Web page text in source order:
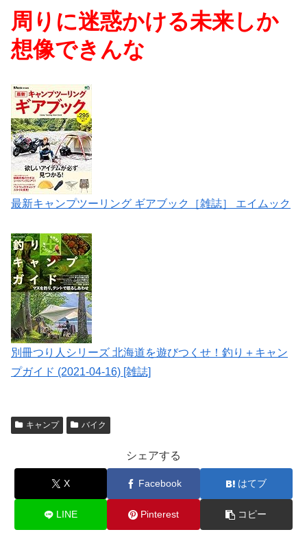
周りに迷惑かける未来しか
想像できんな
最新キャンプツーリング ギアブック［雑誌］ エイムック
別冊つり人シリーズ 北海道を遊びつくせ！釣り＋キャン
プガイド (2021-04-16) [雑誌]
キャンプ バイク
シェアする
X Facebook はてブ
LINE Pinterest コピー